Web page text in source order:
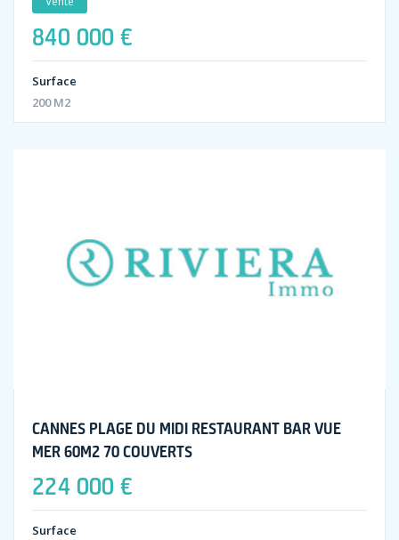
840 000 €
Surface
200 M2
CANNES PLAGE DU MIDI RESTAURANT BAR VUE
MER 60M2 70 COUVERTS
224 000 €
Surface